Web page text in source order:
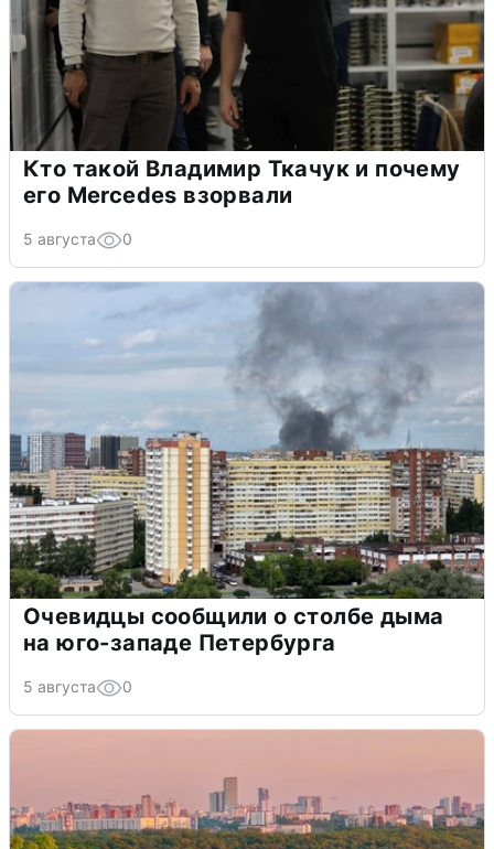
Кто такой Владимир Ткачук и почему
его Mercedes взорвали
5 августа 0
Очевидцы сообщили о столбе дыма
на юго-западе Петербурга
5 августа 0